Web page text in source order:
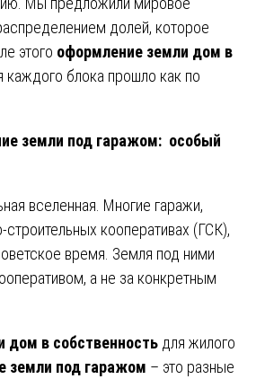
долей, которое
этого оформление земли дом в
каждого блока прошло как по
земли под гаражом: особый
вселенная. Многие гаражи,
кооперативах (ГСК),
время. Земля под ними
а не за конкретным
дом в собственность для жилого
земли под гаражом – это разные